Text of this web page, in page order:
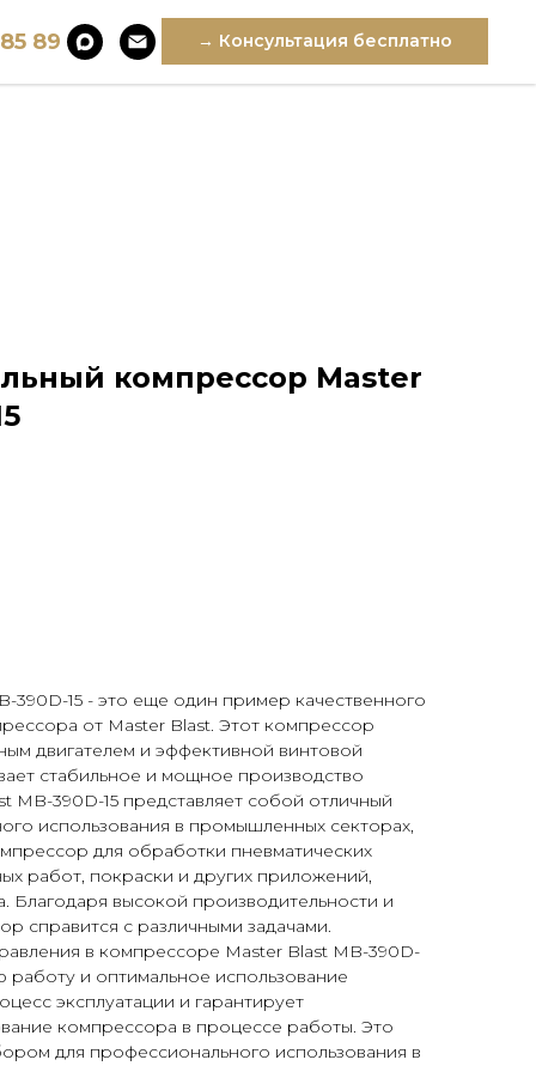
89 → Консультация бесплатно
компрессор Master
390D-15 - это еще один пример качественного
от Master Blast. Этот компрессор
двигателем и эффективной винтовой
стабильное и мощное производство
MB-390D-15 представляет собой отличный
использования в промышленных секторах,
для обработки пневматических
работ, покраски и других приложений,
Благодаря высокой производительности и
справится с различными задачами.
в компрессоре Master Blast MB-390D-
работу и оптимальное использование
эксплуатации и гарантирует
компрессора в процессе работы. Это
для профессионального использования в